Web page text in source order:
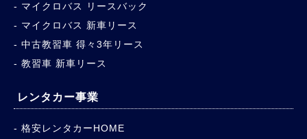
マイクロバス リースバック
マイクロバス 新車リース
中古教習車 得々3年リース
教習車 新車リース
レンタカー事業
格安レンタカーHOME